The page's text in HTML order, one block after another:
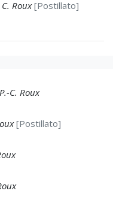
Roux [Postillato]
C. Roux
[Postillato]